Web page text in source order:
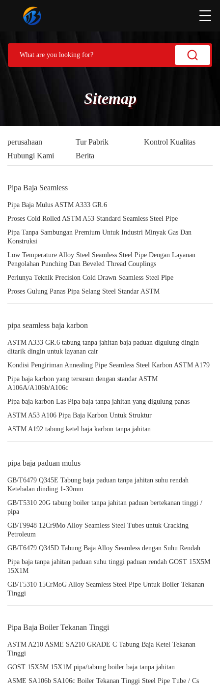
Sitemap
perusahaan Tur Pabrik
Kontrol Kualitas
Hubungi Kami
Berita
Pipa Baja Seamless
Pipa Baja Mulus ASTM A333 GR.6
Proses Cold Rolled ASTM A53 Standard Seamless Steel Pipe
Pipa Tanpa Sambungan Premium Untuk Industri Minyak Gas Dan
Konstruksi
Low Temperature Alloy Steel Seamless Steel Pipe Dengan Layanan
Pengolahan Punching Dan Beveled Thread Couplings
Perlunya Teknik Precision Cold Drawn Seamless Steel Pipe
Proses Gulung Panas Pipa Selang Steel Standar ASTM
pipa seamless baja karbon
ASTM A333 GR.6 tabung tanpa jahitan baja paduan digulung dingin
ditarik dingin untuk layanan cair
Kondisi Pengiriman Annealing Pipe Seamless Steel Karbon ASTM A179
Pipa baja karbon yang tersusun dengan standar ASTM
A106A/A106b/A106c
Pipa baja karbon Las Pipa baja tanpa jahitan yang digulung panas
ASTM A53 A106 Pipa Baja Karbon Untuk Struktur
ASTM A192 tabung ketel baja karbon tanpa jahitan
pipa baja paduan mulus
GB/T6479 Q345E Tabung baja paduan tanpa jahitan suhu rendah
Ketebalan dinding 1-30mm
GB/T5310 20G tabung boiler tanpa jahitan paduan bertekanan tinggi /
pipa
GB/T9948 12Cr9Mo Alloy Seamless Steel Tubes untuk Cracking
Petroleum
GB/T6479 Q345D Tabung Baja Alloy Seamless dengan Suhu Rendah
Pipa baja tanpa jahitan paduan suhu tinggi paduan rendah GOST 15X5M
15X1M
GB/T5310 15CrMoG Alloy Seamless Steel Pipe Untuk Boiler Tekanan
Tinggi
Pipa Baja Boiler Tekanan Tinggi
ASTM A210 ASME SA210 GRADE C Tabung Baja Ketel Tekanan
Tinggi
GOST 15X5M 15X1M pipa/tabung boiler baja tanpa jahitan
ASME SA106b SA106c Boiler Tekanan Tinggi Steel Pipe Tube / Cs